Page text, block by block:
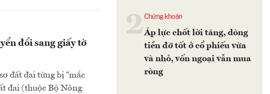
đổi sang giấy tờ
đất đai từng bị “mắc
đai (thuộc Bộ Nông
2Chứng khoán
Áp lực chốt lời tăng, dòng
tiền đỡ tốt ở cổ phiếu vừa
và nhỏ, vốn ngoại vẫn mua
ròng